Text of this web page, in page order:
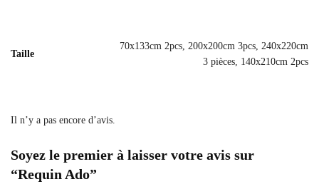
Taille
70x133cm 2pcs, 200x200cm 3pcs, 240x220cm
3 pièces, 140x210cm 2pcs
Il n’y a pas encore d’avis.
Soyez le premier à laisser votre avis sur
“Requin Ado”